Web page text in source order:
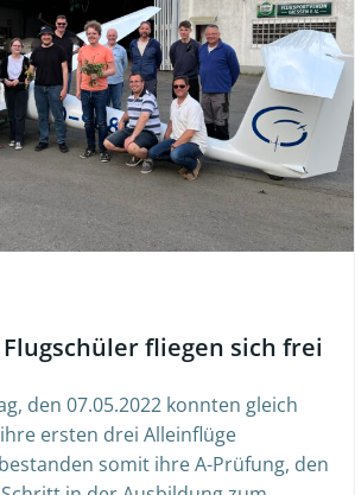
fliegen sich frei
den 07.05.2022 konnten gleich
ersten drei Alleinflüge
somit ihre A-Prüfung, den